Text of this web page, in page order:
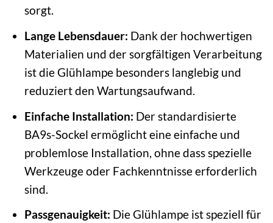
sorgt.
Lange Lebensdauer: Dank der hochwertigen
Materialien und der sorgfältigen Verarbeitung
ist die Glühlampe besonders langlebig und
reduziert den Wartungsaufwand.
Einfache Installation: Der standardisierte
BA9s-Sockel ermöglicht eine einfache und
problemlose Installation, ohne dass spezielle
Werkzeuge oder Fachkenntnisse erforderlich
sind.
Passgenauigkeit: Die Glühlampe ist speziell für